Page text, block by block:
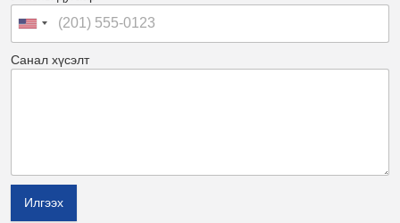
Санал хүсэлт
Илгээх